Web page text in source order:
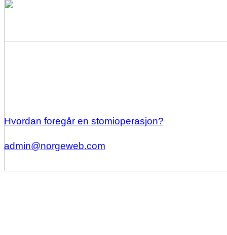
Hvordan foregår en stomioperasjon?
admin@norgeweb.com